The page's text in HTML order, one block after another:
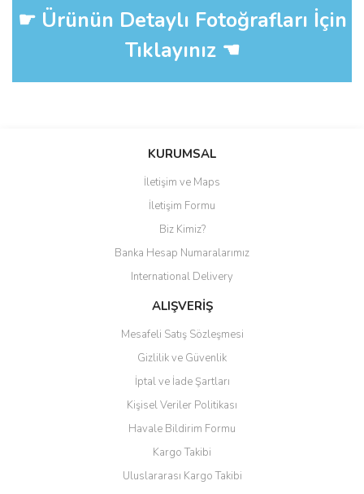
☛ Ürünün Detaylı Fotoğrafları İçin
Tıklayınız ☚
Bu ürüne ilk yorumu siz yapın!
Yorum Yaz
KURUMSAL
İletişim ve Maps
İletişim Formu
Biz Kimiz?
Banka Hesap Numaralarımız
International Delivery
ALIŞVERİŞ
Mesafeli Satış Sözleşmesi
Gizlilik ve Güvenlik
İptal ve İade Şartları
Kişisel Veriler Politikası
Havale Bildirim Formu
Kargo Takibi
Uluslararası Kargo Takibi